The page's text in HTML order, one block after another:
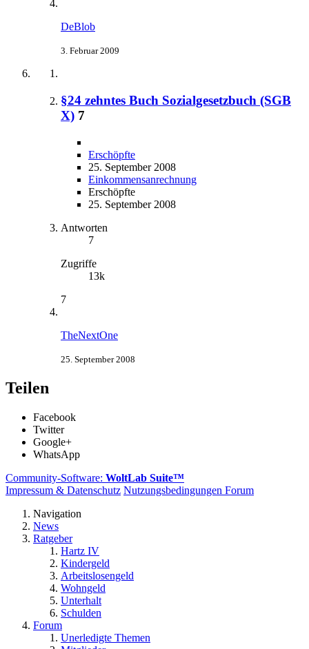
DeBlob
3. Februar 2009
§24 zehntes Buch Sozialgesetzbuch (SGB
X) 7
Erschöpfte
25. September 2008
Einkommensanrechnung
Erschöpfte
25. September 2008
Antworten
7
Zugriffe
13k
7
TheNextOne
25. September 2008
Teilen
Facebook
Twitter
Google+
WhatsApp
Community-Software: WoltLab Suite™
Impressum & Datenschutz Nutzungsbedingungen Forum
Navigation
News
Ratgeber
Hartz IV
Kindergeld
Arbeitslosengeld
Wohngeld
Unterhalt
Schulden
Forum
Unerledigte Themen